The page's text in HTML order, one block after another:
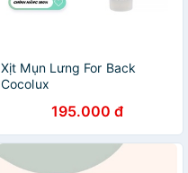
Xịt Mụn Lưng For Back
Cocolux
195.000 đ